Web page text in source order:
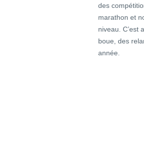
des
marathon et
niveau. C’est
boue, des
année.